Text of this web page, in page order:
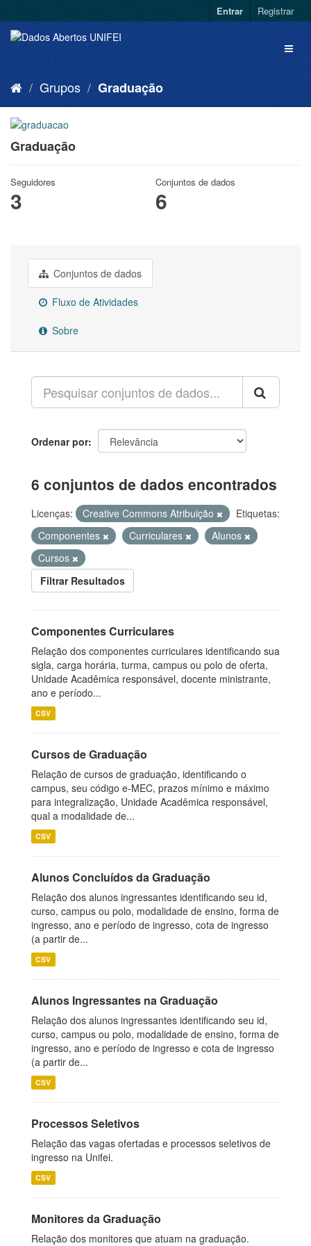
Entrar Registrar
Grupos Graduação
Graduação
Seguidores
3
Conjuntos de dados
6
Conjuntos de dados
Fluxo de Atividades
Sobre
Ordenar por
6 conjuntos de dados encontrados
Licenças: Creative Commons Atribuição
Etiquetas:
Componentes
Curriculares
Alunos
Cursos
Filtrar Resultados
Componentes Curriculares
Relação dos componentes curriculares identificando sua
sigla, carga horária, turma, campus ou polo de oferta,
Unidade Acadêmica responsável, docente ministrante,
ano e período...
CSV
Cursos de Graduação
Relação de cursos de graduação, identificando o
campus, seu código e-MEC, prazos mínimo e máximo
para integralização, Unidade Acadêmica responsável,
qual a modalidade de...
CSV
Alunos Concluídos da Graduação
Relação dos alunos ingressantes identificando seu id,
curso, campus ou polo, modalidade de ensino, forma de
ingresso, ano e período de ingresso, cota de ingresso
(a partir de...
CSV
Alunos Ingressantes na Graduação
Relação dos alunos ingressantes identificando seu id,
curso, campus ou polo, modalidade de ensino, forma de
ingresso, ano e período de ingresso e cota de ingresso
(a partir de...
CSV
Processos Seletivos
Relação das vagas ofertadas e processos seletivos de
ingresso na Unifei.
CSV
Monitores da Graduação
Relação dos monitores que atuam na graduação.